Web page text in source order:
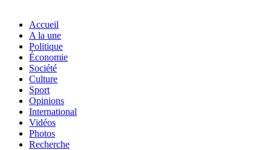
Accueil
A la une
Politique
Économie
Société
Culture
Sport
Opinions
International
Vidéos
Photos
Recherche